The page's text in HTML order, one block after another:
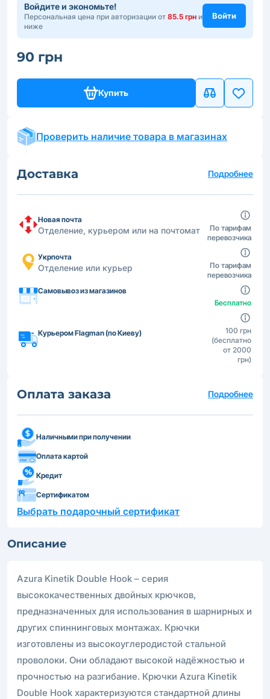
Войдите и экономьте!
Персональная цена при авторизации от 85.5 грн и
ниже
Войти
90 грн
Купить
Проверить наличие товара в магазинах
Доставка Подробнее
Новая почта
Отделение, курьером или на почтомат
По тарифам
перевозчика
Укрпочта
Отделение или курьер
По тарифам
перевозчика
Самовывоз из магазинов
Бесплатно
Курьером Flagman (по Киеву)
100 грн
(бесплатно
от 2000
грн)
Оплата заказа Подробнее
Наличными при получении
Оплата картой
Кредит
Сертификатом
Выбрать подарочный сертификат
Описание
Azura Kinetik Double Hook – серия
высококачественных двойных крючков,
предназначенных для использования в шарнирных и
других спиннинговых монтажах. Крючки
изготовлены из высокоуглеродистой стальной
проволоки. Они обладают высокой надёжностью и
прочностью на разгибание. Крючки Azura Kinetik
Double Hook характеризуются стандартной длины